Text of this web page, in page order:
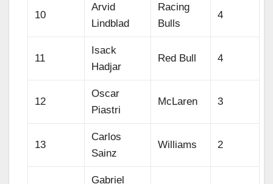
10
Arvid
Lindblad
Racing
Bulls
4
11
Isack
Hadjar
Red Bull 4
12
Oscar
Piastri
McLaren 3
13
Carlos
Sainz
Williams 2
Gabriel